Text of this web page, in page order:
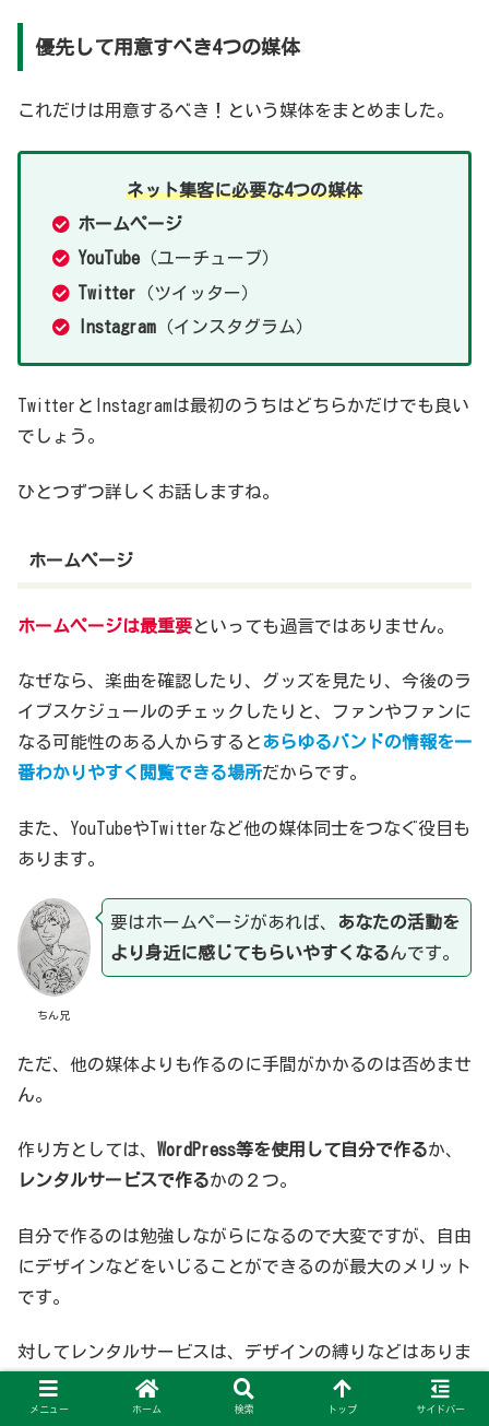
優先して用意すべき4つの媒体
これだけは用意するべき！という媒体をまとめました。
ネット集客に必要な4つの媒体
ホームページ
YouTube（ユーチューブ）
Twitter （ツイッター）
Instagram（インスタグラム）
TwitterとInstagramは最初のうちはどちらかだけでも良い
でしょう。
ひとつずつ詳しくお話しますね。
ホームページ
ホームページは最重要といっても過言ではありません。
なぜなら、楽曲を確認したり、グッズを見たり、今後のラ
イブスケジュールのチェックしたりと、ファンやファンに
なる可能性のある人からするとあらゆるバンドの情報を一
番わかりやすく閲覧できる場所だからです。
また、YouTubeやTwitterなど他の媒体同士をつなぐ役目も
あります。
ちん兄
要はホームページがあれば、 あなたの活動を
より身近に感じてもらいやすくなるんです。
ただ、他の媒体よりも作るのに手間がかかるのは否めませ
ん。
作り方としては、 WordPress等を使用して自分で作るか、
レンタルサービスで作るかの２つ。
自分で作るのは勉強しながらになるので大変ですが、自由
にデザインなどをいじることができるのが最大のメリット
です。
対してレンタルサービスは、デザインの縛りなどはありま
すが、簡単にホームページができるのが利点といえます。
メニュー ホーム 検索 トップ サイドバー